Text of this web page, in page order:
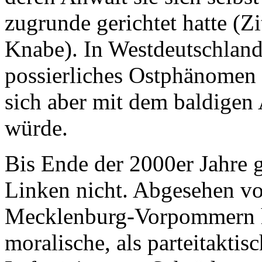
zugrunde gerichtet hatte
Knabe). In
possierliches
sich aber mit dem
würde.
Bis Ende der 2000er Jahre
Linken nicht. Abgesehen
Mecklenburg-Vorpommern
moralische, als